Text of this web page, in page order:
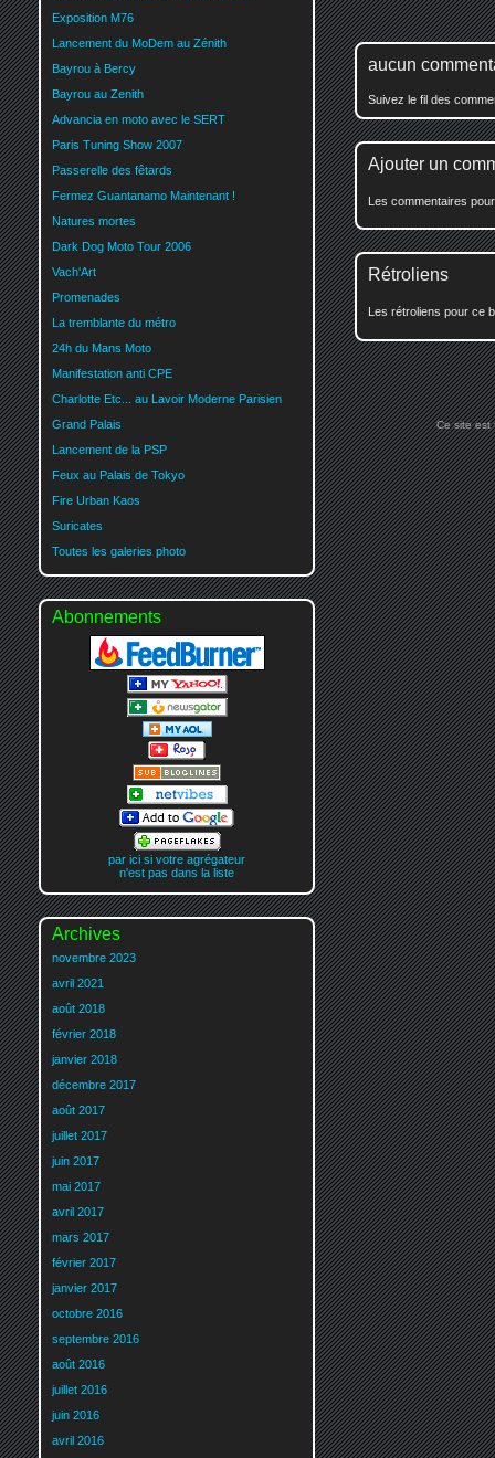
aucun
Suivez le fil des
Ajouter un
Les commentaires
Rétroliens
Les rétroliens pour ce
Exposition M76
Lancement du MoDem au Zénith
Bayrou à Bercy
Bayrou au Zenith
Advancia en moto avec le SERT
Paris Tuning Show 2007
Passerelle des fêtards
Fermez Guantanamo Maintenant !
Natures mortes
Dark Dog Moto Tour 2006
Vach'Art
Promenades
La tremblante du métro
24h du Mans Moto
Manifestation anti CPE
Charlotte Etc... au Lavoir Moderne Parisien
Grand Palais
Lancement de la PSP
Feux au Palais de Tokyo
Fire Urban Kaos
Suricates
Toutes les galeries photo
Abonnements
par ici si votre agrégateur
n'est pas dans la liste
Archives
novembre 2023
avril 2021
août 2018
février 2018
janvier 2018
décembre 2017
août 2017
juillet 2017
juin 2017
mai 2017
avril 2017
mars 2017
février 2017
janvier 2017
octobre 2016
septembre 2016
août 2016
juillet 2016
juin 2016
avril 2016
Ce site est